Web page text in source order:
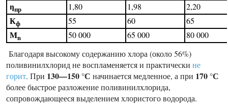
ηпр 1,80 1,98 2,20
Кф 55 60 65
Мn 50 000 65 000
80 000
Благодаря высокому содержанию хлора (около 56%)
поливинилхлорид не воспламеняется и практически не
горит. При 130—150 °С начинается медленное, а при 170 °С
более быстрое разложение поливинилхлорида,
сопровождающееся выделением хлористого водорода.